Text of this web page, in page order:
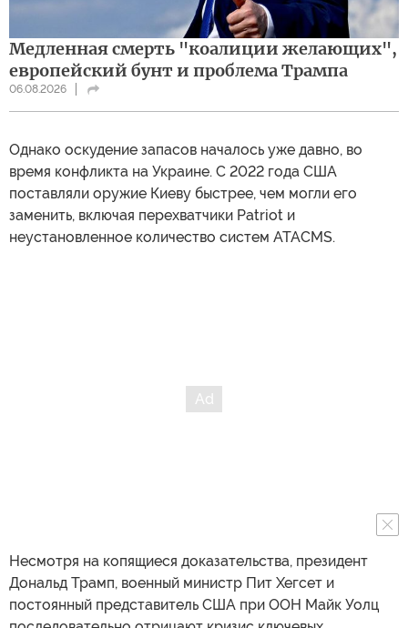
Медленная смерть "коалиции желающих",
европейский бунт и проблема Трампа
06.08.2026
Однако оскудение запасов началось уже давно, во
время конфликта на Украине. С 2022 года США
поставляли оружие Киеву быстрее, чем могли его
заменить, включая перехватчики Patriot и
неустановленное количество систем ATACMS.
Несмотря на копящиеся доказательства, президент
Дональд Трамп, военный министр Пит Хегсет и
постоянный представитель США при ООН Майк Уолц